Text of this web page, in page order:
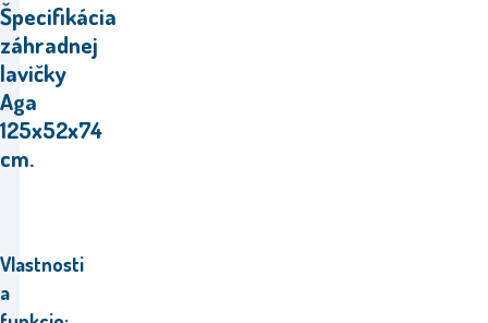
Špecifikácia
záhradnej
lavičky
Aga
125x52x74
cm.
Vlastnosti
a